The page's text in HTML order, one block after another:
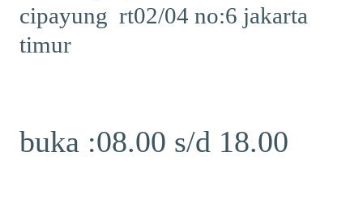
cipayung rt02/04 no:6 jakarta
timur
buka :08.00 s/d 18.00